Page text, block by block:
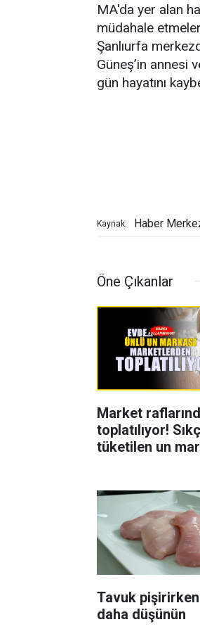
MA'da yer alan
müdahale
Şanlıurfa
Güneş’in annesi
gün hayatını
Kaynak: Haber
Öne Çıkanlar
Market
toplatılıyor!
tüketilen un
Tavuk
daha düşünün